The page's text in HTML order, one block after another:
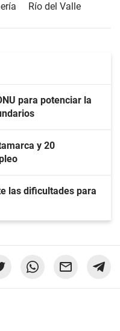
Río del Valle
para potenciar la
y 20
las dificultades para